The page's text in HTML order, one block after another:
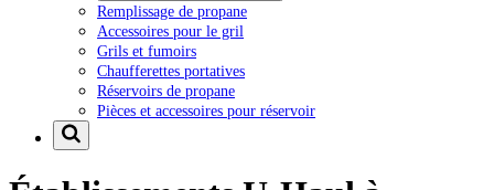
Remplissage de propane
Accessoires pour le gril
Grils et fumoirs
Chaufferettes portatives
Réservoirs de propane
Pièces et accessoires pour réservoir